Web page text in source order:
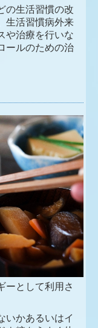
の生活習慣の改
生活習慣病外来
や治療を行いな
ールのための治
ーとして利用さ
いかあるいはイ